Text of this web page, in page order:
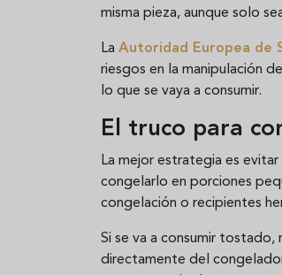
misma pieza, aunque solo
La Autoridad Europea de
riesgos en la manipulación
lo que se vaya a consumir.
El truco para
La mejor estrategia es
congelarlo en porciones
congelación o recipientes
Si se va a consumir tostado,
directamente del